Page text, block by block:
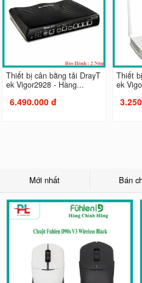
Thiết bị cân bằng tải DrayT
ek Vigor2928 - Hàng...
6.490.000 đ
Thiết
ek
Mới nhất Bán